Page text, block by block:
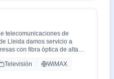
solución de problemas que es
telecomunicaciones de
Lleida damos servicio a
con fibra óptica de alta
y el resto del territorio
Televisión
WiMAX